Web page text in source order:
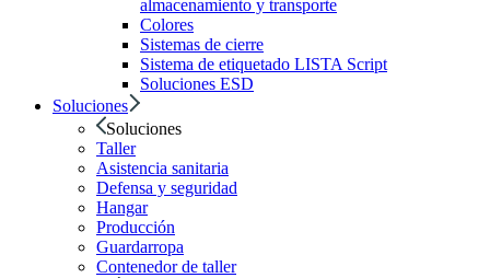
almacenamiento y transporte
Colores
Sistemas de cierre
Sistema de etiquetado LISTA Script
Soluciones ESD
Soluciones
Soluciones
Taller
Asistencia sanitaria
Defensa y seguridad
Hangar
Producción
Guardarropa
Contenedor de taller